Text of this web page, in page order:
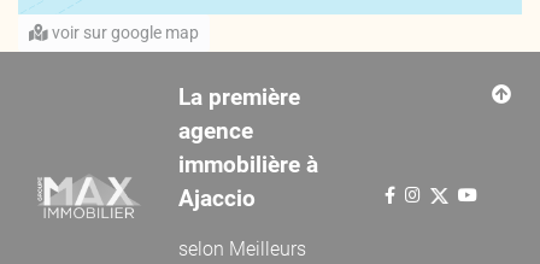
voir sur google map
La première
agence
immobilière à
Ajaccio
selon Meilleurs